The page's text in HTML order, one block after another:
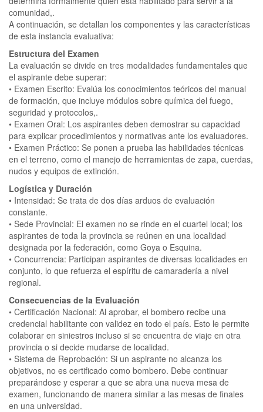
comunidad,.
A continuación, se detallan los componentes y las características
de esta instancia evaluativa:
Estructura del Examen
La evaluación se divide en tres modalidades fundamentales que
el aspirante debe superar:
• Examen Escrito: Evalúa los conocimientos teóricos del manual
de formación, que incluye módulos sobre química del fuego,
seguridad y protocolos,.
• Examen Oral: Los aspirantes deben demostrar su capacidad
para explicar procedimientos y normativas ante los evaluadores.
• Examen Práctico: Se ponen a prueba las habilidades técnicas
en el terreno, como el manejo de herramientas de zapa, cuerdas,
nudos y equipos de extinción.
Logística y Duración
• Intensidad: Se trata de dos días arduos de evaluación
constante.
• Sede Provincial: El examen no se rinde en el cuartel local; los
aspirantes de toda la provincia se reúnen en una localidad
designada por la federación, como Goya o Esquina.
• Concurrencia: Participan aspirantes de diversas localidades en
conjunto, lo que refuerza el espíritu de camaradería a nivel
regional.
Consecuencias de la Evaluación
• Certificación Nacional: Al aprobar, el bombero recibe una
credencial habilitante con validez en todo el país. Esto le permite
colaborar en siniestros incluso si se encuentra de viaje en otra
provincia o si decide mudarse de localidad.
• Sistema de Reprobación: Si un aspirante no alcanza los
objetivos, no es certificado como bombero. Debe continuar
preparándose y esperar a que se abra una nueva mesa de
examen, funcionando de manera similar a las mesas de finales
en una universidad.